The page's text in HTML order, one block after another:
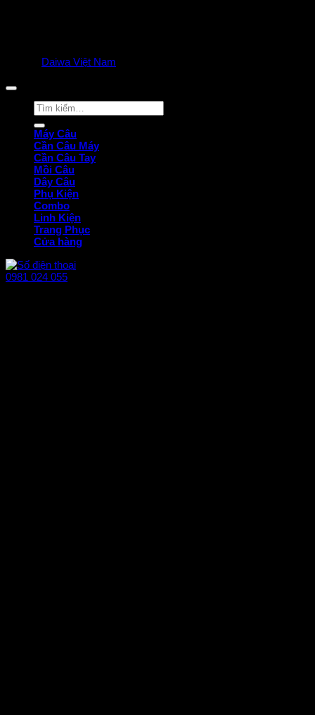
Daiwa Việt Nam
Tìm
kiếm:
Máy Câu
Cần Câu Máy
Cần Câu Tay
Mồi Câu
Dây Câu
Phụ Kiện
Combo
Linh Kiện
Trang Phục
Cửa hàng
0981 024 055